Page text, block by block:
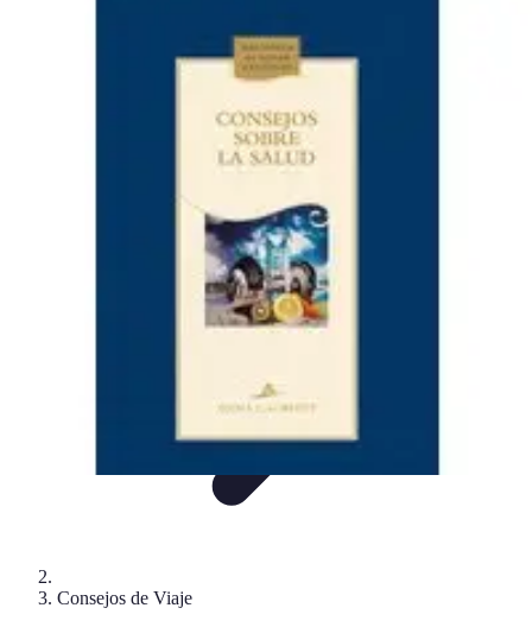
AlojamientoEstilo de Vida
Consejos de Viaje